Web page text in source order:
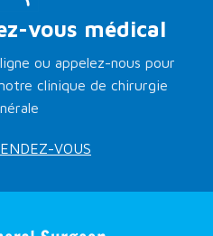
vous médical
ou appelez-nous pour
clinique de chirurgie
VOUS